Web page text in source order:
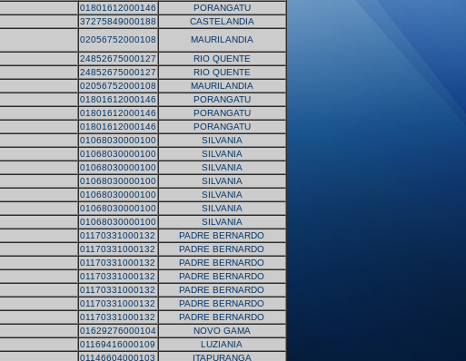
01801612000146
PORANGATU
37275849000188
CASTELANDIA
02056752000108
MAURILANDIA
24852675000127
RIO QUENTE
24852675000127
RIO QUENTE
02056752000108
MAURILANDIA
01801612000146
PORANGATU
01801612000146
PORANGATU
01801612000146
PORANGATU
01068030000100
SILVANIA
01068030000100
SILVANIA
01068030000100
SILVANIA
01068030000100
SILVANIA
01068030000100
SILVANIA
01068030000100
SILVANIA
01068030000100
SILVANIA
01170331000132
PADRE BERNARDO
01170331000132
PADRE BERNARDO
01170331000132
PADRE BERNARDO
01170331000132
PADRE BERNARDO
01170331000132
PADRE BERNARDO
01170331000132
PADRE BERNARDO
01170331000132
PADRE BERNARDO
01629276000104
NOVO GAMA
01169416000109
LUZIANIA
01146604000103 ITAPURANGA